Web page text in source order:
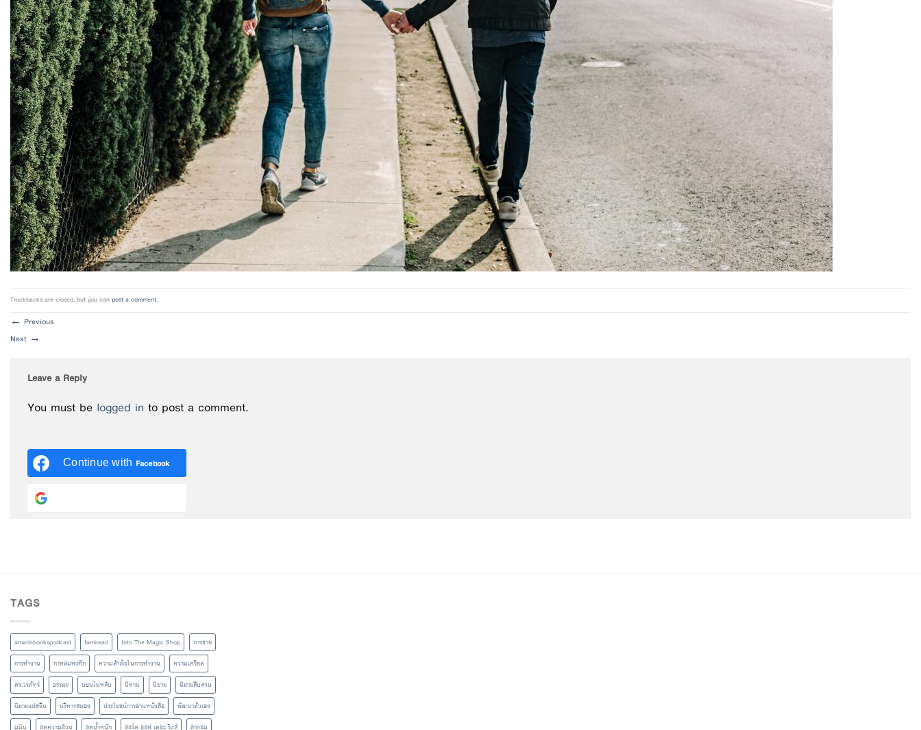
Trackbacks are closed, but you canpost a comment.
← Previous
Next →
Leave a Reply
You must be logged in to post a comment.
Continue with Facebook
TAGS
amarinbookspodcast famiread Into The Magic Shop
การขาย
การทำงาน
กาหลมหรทึก ความสำเร็จในการทำงาน
ความเครียด
ดร.วรภัทร์
ธรรมะ นอนไม่หลับ นิทาน นิยาย
นิยายสืบสวน
นิยายแปลจีน
บริหารสมอง ประโยชน์การอ่านหนังสือ
พัฒนาตัวเอง
มูมิน
ลดความอ้วน ลดน้ำหนัก ลอร์ด ออฟ เดอะ ริงส์
ลากอม